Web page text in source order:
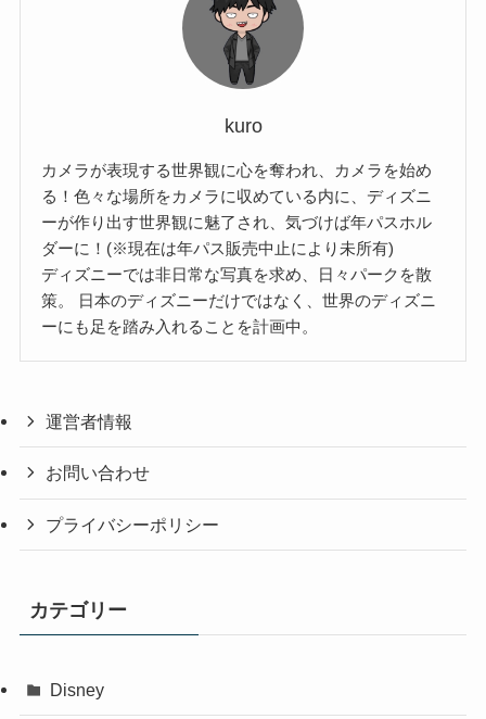
kuro
カメラが表現する世界観に心を奪われ、カメラを始め
る！色々な場所をカメラに収めている内に、ディズニ
ーが作り出す世界観に魅了され、気づけば年パスホル
ダーに！(※現在は年パス販売中止により未所有)
ディズニーでは非日常な写真を求め、日々パークを散
策。 日本のディズニーだけではなく、世界のディズニ
ーにも足を踏み入れることを計画中。
運営者情報
お問い合わせ
プライバシーポリシー
カテゴリー
Disney